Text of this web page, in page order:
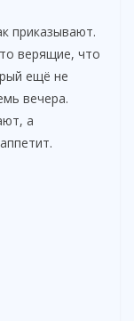
приказывают.
верящие, что
ещё не
вечера.
а